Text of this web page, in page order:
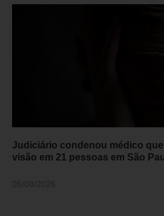
Judiciário condenou médico
visão em 21 pessoas em São